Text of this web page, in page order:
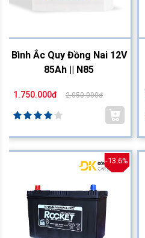
Bình Ắc Quy Đồng Nai 12V
85Ah || N85
1.750.000đ 2.050.000đ
-13.6%